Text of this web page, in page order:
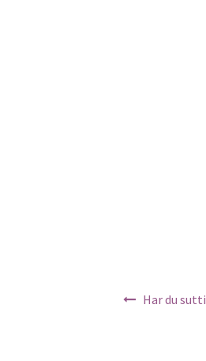
Har du